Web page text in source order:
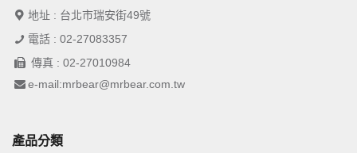
地址 : 台北市瑞安街49號
電話 : 02-27083357
傳真 : 02-27010984
e-mail:mrbear@mrbear.com.tw
產品分類